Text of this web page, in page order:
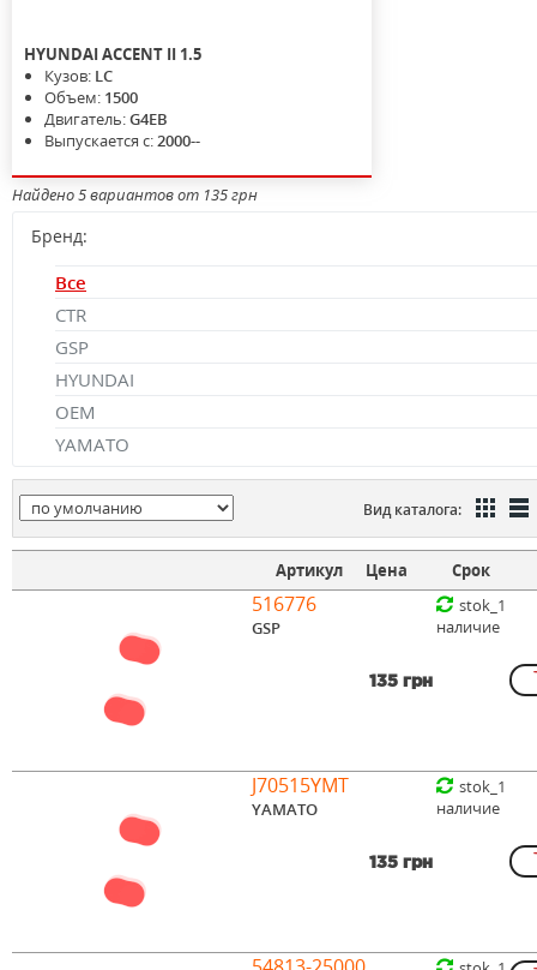
HYUNDAIACCENT II 1.5
Кузов: LC
Объем: 1500
Двигатель:G4EB
Выпускается с:2000--
Найдено 5 вариантов от 135 грн
Бренд:
Все
CTR
GSP
HYUNDAI
OEM
YAMATO
Вид каталога:
Артикул Цена Срок
516776
GSP
135 грн
stok_1
наличие
J70515YMT
YAMATO
135 грн
stok_1
наличие